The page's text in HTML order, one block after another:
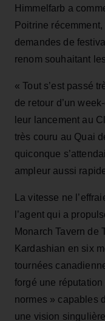
Himmelfarb a
Poitrine
demandes de
renom souhaitant
« Tout s’est passé
de retour d’un
leur lancement au
très couru au Quai
quiconque
ampleur aussi
La vitesse ne
l’agent qui a
Monarch Tavern de
Kardashian en six
tournées
forgé une réputation
normes » capables
une vision